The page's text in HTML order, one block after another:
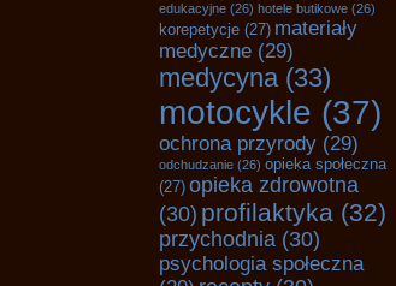
edukacyjne (26) hotele butikowe (26)
korepetycje (27) materiały
medyczne (29)
medycyna(33)
motocykle (37)
ochrona przyrody (29)
odchudzanie (26) opieka społeczna
(27) opieka zdrowotna
(30) profilaktyka (32)
przychodnia (30)
psychologia społeczna